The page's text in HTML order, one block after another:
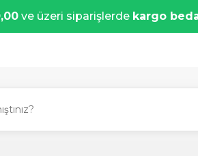
ve üzeri siparişlerde kargo